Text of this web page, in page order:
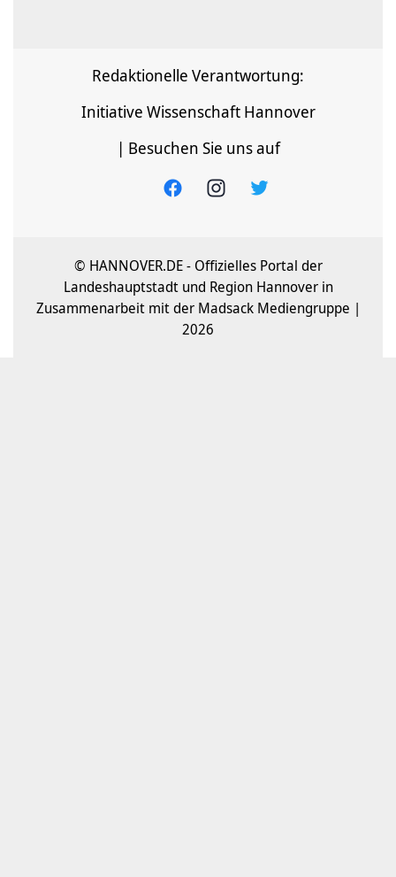
Redaktionelle Verantwortung:
Initiative Wissenschaft Hannover
| Besuchen Sie uns auf
© HANNOVER.DE - Offizielles Portal der
Landeshauptstadt und Region Hannover in
Zusammenarbeit mit der Madsack Mediengruppe |
2026